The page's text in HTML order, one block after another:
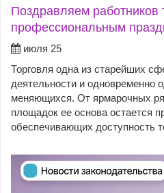
Поздравляем работников
профессиональным
июля 25
Торговля одна из старейших
деятельности и одновременно
меняющихся. От ярмарочных
площадок ее основа остается
обеспечивающих доступность